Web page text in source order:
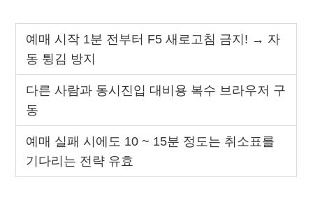
예매 시작 1분 전부터 F5 새로고침 금지! → 자
동 튕김 방지
다른 사람과 동시진입 대비용 복수 브라우저 구
동
예매 실패 시에도 10 ~ 15분 정도는 취소표를
기다리는 전략 유효